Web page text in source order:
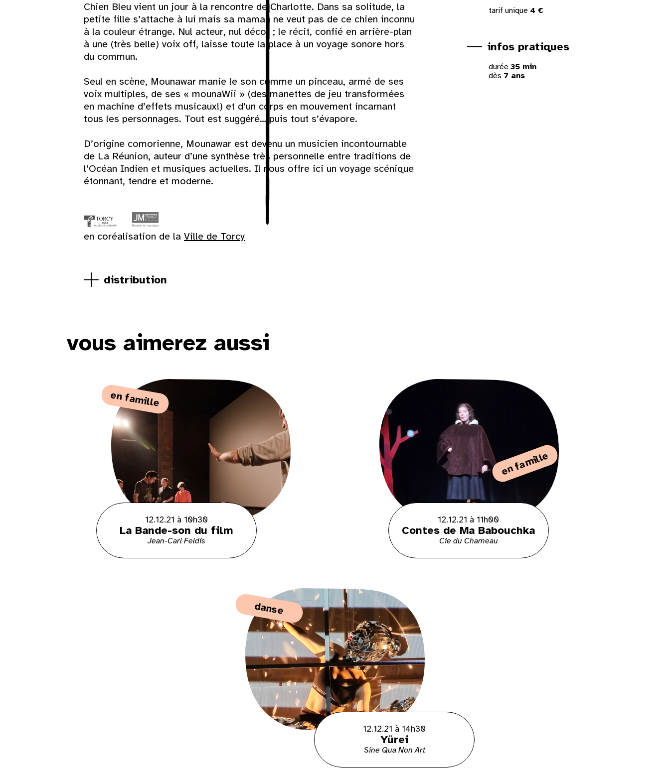
Mar Mer Jeu Dim
1 2
4 5 6 7 8 9
11 12 13 14 15
25 26 27 28 29 30
Chien Bleu vient un jour à la rencontre de Charlotte. Dans sa solitude, la
petite fille s’attache à lui mais sa maman ne veut pas de ce chien inconnu
à la couleur étrange. Nul acteur, nul décor ; le récit, confié en arrière-plan
à une (très belle) voix off, laisse toute la place à un voyage sonore hors
du commun.
Seul en scène, Mounawar manie le son comme un pinceau, armé de ses
voix multiples, de ses « mounaWii » (des manettes de jeu transformées
en machine d’effets musicaux!) et d’un corps en mouvement incarnant
tous les personnages. Tout est suggéré… puis tout s’évapore.
D’origine comorienne, Mounawar est devenu un musicien incontournable
de La Réunion, auteur d’une synthèse très personnelle entre traditions de
l’Océan Indien et musiques actuelles. Il nous offre ici un voyage scénique
étonnant, tendre et moderne.
en coréalisation de la Ville de Torcy
distribution
tarif unique 4 €
infos pratiques
durée35 min
dès 7 ans
vous aimerez aussi
en famille
12.12.21 à 10h30
La Bande-son du film
Jean-Carl Feldis
en famille
12.12.21 à 11h00
Contes de Ma Babouchka
Cie du Chameau
danse
12.12.21 à 14h30
Yürei
Sine Qua Non Art